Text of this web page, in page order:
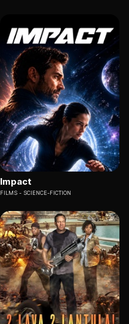
Impact
FILMS SCIENCE-FICTION